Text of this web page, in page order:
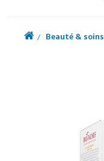
Beauté & soins